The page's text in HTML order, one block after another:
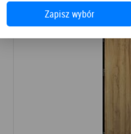
Zapisz wybór